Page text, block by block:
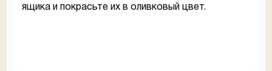
ящика и покрасьте их в оливковый цвет.